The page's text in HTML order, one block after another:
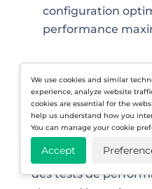
configuration
performance
Test de
stress
Les tests de charge
des tests de
We use cookies and similar
experience, analyze website
cookies are essential for the
help us understand how you
You can manage your cookie
Accept